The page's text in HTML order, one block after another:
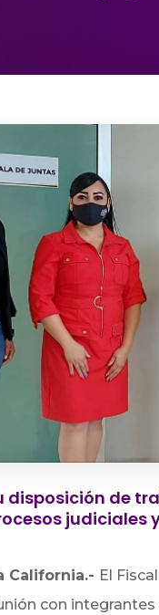
disposición de
judiciales
California.- El
con